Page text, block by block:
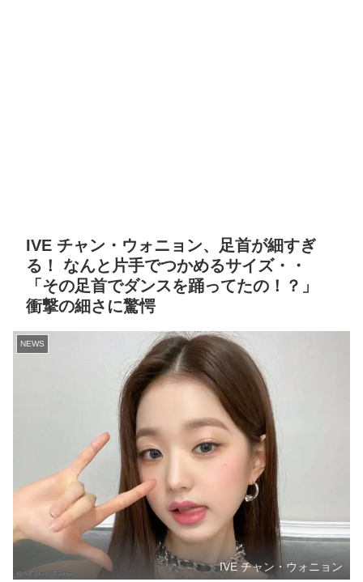
IVE チャン・ウォニョン、足首が細すぎ
る！ なんと片手でつかめるサイズ・・
「その足首でダンスを踊ってたの！？」
衝撃の細さに驚愕
NEWS
IVE チャン・ウォニョン